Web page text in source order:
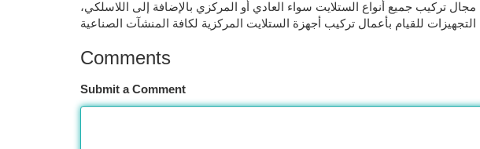
تركيب جميع أنواع الستلايت سواء العادي أو المركزي بالإضافة إلى اللاسلكي،
Comments
Submit a Comment